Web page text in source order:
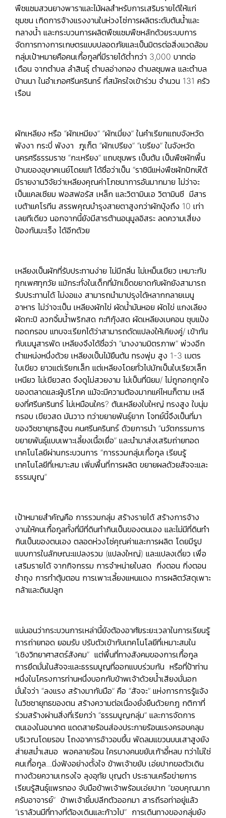
พืชแซมสวนยางพาราและไม้ผลสำหรับการเสริมรายได้ให้แก่
ชุมชน เกิดการจ้างแรงงานในห่วงโซ่การผลิตระดับต้นน้ำและ
กลางน้ำ และกระบวนการผลิตพืชแซมพืชหลักด้วยระบบการ
จัดการทางการเกษตรแบบปลอดภัยและเป็นมิตรต่อสิ่งแวดล้อม
กลุ่มเป้าหมายคือคนเกื้อกูลที่มีรายได้ต่ำกว่า 3,000 บาทต่อ
เดือน จากตำบล ลำสินธุ์ ตำบลอ่างทอง ตำบลชุมพล และตำบล
บ้านนา ในอำเภอศรีนครินทร์ ที่สมัครใจเข้าร่วม จำนวน 131 ครัว
เรือน
ผักเหลียง หรือ “ผักเหมียง” “ผักเมี่ยง” ในคำเรียกแถบจังหวัด
พังงา กระบี่ พังงา ภูเก็ต “ผักเปรียง” “เขรียง” ในจังหวัด
นครศรีธรรมราช “กะเหรียง” แถบชุมพร เป็นต้น เป็นพืชผักพื้น
บ้านของอุษาคเนย์โดยแท้ ได้ชื่อว่าเป็น “ราชินีแห่งพืชผักปักษ์ใต้
มีรายงานวิจัยว่าเหลียงคุณค่าโภชนาการอันมากมาย ไม่ว่าจะ
เป็นแคลเซียม ฟอสฟอรัส เหล็ก และวิตามินเอ วิตามินซี มีสาร
เบต้าแคโรทีน สรรพคุณบำรุงสายตาสูงกว่าผักบุ้งถึง 10 เท่า
เลยทีเดียว นอกจากนี้ยังมีสารต้านอนุมูลอิสระ ลดความเสี่ยง
ป้องกันมะเร็ง ได้อีกด้วย
เหลียงเป็นผักที่รับประทานง่าย ไม่มีกลิ่น ไม่เหม็นเขียว เหมาะกับ
ทุกเพศทุกวัย แม้กระทั่งในเด็กที่มักเข็ดขยาดกับผักยังสามารถ
รับประทานได้ ไม่งอแง สามารถนำมาปรุงได้หลากกลายเมนู
อาหาร ไม่ว่าจะเป็น เหลียงผักไข่ ผัดน้ำมันหอย ผัดไข่ แกงเลียง
ผัดกะปิ ลวกจิ้มน้ำพริกสด กะทิกุ้งสด ผัดเหลียงเบคอน ชุบแป้ง
ทอดกรอบ แทบจะเรียกได้ว่าสามารถดัดแปลงให้เคียงคู่/ เข้ากัน
กับเมนูสารพัด เหลียงจึงได้ชื่อว่า “นางงามมิตรภาพ” พ่วงอีก
ตำแหน่งหนึ่งด้วย เหลียงเป็นไม้ยืนต้น ทรงพุ่ม สูง 1-3 เมตร
ใบเขียว ยาวแต่เรียกเล็ก แต่เหลียงโดยทั่วไปมักเป็นใบเรียวเล็ก
เหนียว ไม่เขียวสด จึงดูไม่สวยงาม ไม่เป็นที่นิยม/ ไม่ถูกอกถูกใจ
ของตลาดและผู้บริโภค แม้จะมีความต้องมากแค่ไหนก็ตาม เหลี
ยงที่ศรีนครินทร์ ไม่เหมือนใคร? ต้นเหลียงใบใหญ่ ทรงสูง ใบนุ่ม
กรอบ เขียวสด มันวาว ทว่าขยายพันธุ์ยาก โจทย์นี้จึงเป็นที่มา
ของวิชชายุทธสู้จน คนศรีนครินทร์ ด้วยการนำ “นวัตกรรมการ
ขยายพันธุ์แบบเพาะเลี้ยงเนื้อเยื่อ” และนำมาส่งเสริมถ่ายทอด
เทคโนโลยีผ่านกระบวนการ “การรวมกลุ่มเกื้อกูล เรียนรู้
เทคโนโลยีที่เหมาะสม เพิ่มพื้นที่การผลิต ขยายผลด้วยสัจจะและ
ธรรมนูญ”
เป้าหมายสำคัญคือ การรวมกลุ่ม สร้างรายได้ สร้างการจ้าง
งานให้คนเกื้อกูลทั้งที่มีที่ดินทำกินเป็นของตนเอง และไม่มีที่ดินทำ
กินเป็นของตนเอง ตลอดห่วงโซ่คุณค่าและการผลิต โดยมีรูป
แบบการในลักษณะแปลงรวม (แปลงใหญ่) และแปลงเดี่ยว เพื่อ
เสริมรายได้ จากกิจกรรม การจำหน่ายใบสด กิ่งตอน กิ่งตอน
ชำถุง การทำตุ้มตอน การเพาะเลี้ยงแหนแดง การผลิตวัสดุเพาะ
กล้าและดินปลูก
แน่นอนว่ากระบวนการเหล่านี้ยังต้องอาศัยระยะเวลาในการเรียนรู้
การถ่ายทอด ยอมรับ ปรับตัวเข้ากับเทคโนโลยีที่เหมาะสมใน
“เชิงวิทยาศาสตร์สังคม” แต่พื้นที่ทางสังคมของการเกื้อกูล
การยึดมั่นในสัจจะและธรรมนูญที่ออกแบบร่วมกัน หรือที่ป้าท่าน
หนึ่งในโครงการท่านหนึ่งบอกกับข้าพเจ้าด้วยน้ำเสียงมั่นอก
มั่นใจว่า “ลงแรง สร้างมากับมือ” คือ “สัจจะ” แห่งการการรู้แจ้ง
ในวิชชายุทธของตน สร้างความต่อเนื่องยั่งยืนด้วยกฎ กติกาที่
ร่วมสร้างผ่านสิ่งที่เรียกว่า “ธรรมนูญกลุ่ม” และการจัดการ
ตนเองในอนาคต แดดสายร้อนส่องประกายร้อนแรงครอบคลุม
บริเวณโดยรอบ โถงอาคารอ้าวอบขึ้น พัดลมแขวนบนเสาสูงยัง
ส่ายสม่ำเสมอ พอคลายร้อน ใครบางคนขยับเก้าอี้หลบ ทว่าไม่ใช่
คนเกื้อกูล...นิ่งฟังอย่างตั้งใจ ข้าพเจ้าขยับ เอ่ยปากขอตัวเดิน
ทางด้วยความเกรงใจ ลุงอุทัย บุญดำ ประธานเครือข่ายการ
เรียนรู้สินธุ์แพรทอง จับมือข้าพเจ้าพร้อมเอ่ยปาก “ขอบคุณมาก
ครับอาจารย์” ข้าพเจ้ายิ้มปลีกตัวออกมา สารถีรอท่าอยู่แล้ว
“เราล้วนมีที่ทางที่ต้องเดินและก้าวไป” การเดินทางของกลุ่มยัง